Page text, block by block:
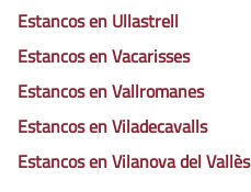
Estancos en Ullastrell
Estancos en Vacarisses
Estancos en Vallromanes
Estancos en Viladecavalls
Estancos en Vilanova del Vallès